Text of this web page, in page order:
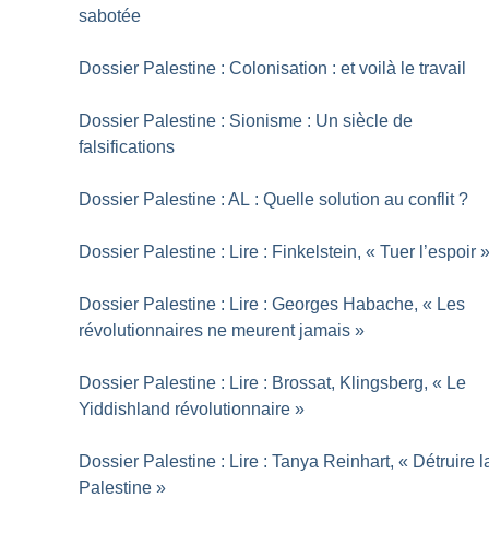
sabotée
Dossier Palestine : Colonisation : et voilà le travail
Dossier Palestine : Sionisme : Un siècle de
falsifications
Dossier Palestine : AL : Quelle solution au conflit ?
Dossier Palestine : Lire : Finkelstein, « Tuer l’espoir
Dossier Palestine : Lire : Georges Habache, « Les
révolutionnaires ne meurent jamais »
Dossier Palestine : Lire : Brossat, Klingsberg, « Le
Yiddishland révolutionnaire »
Dossier Palestine : Lire : Tanya Reinhart, « Détruire
Palestine »